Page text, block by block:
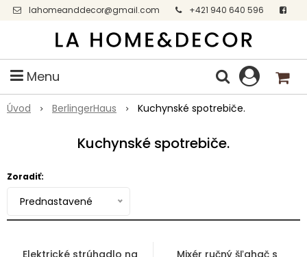
lahomeanddecor@gmail.com
+421 940 640 596
Facebook
Menu
Úvod BerlingerHaus Kuchynské spotrebiče.
Kuchynské spotrebiče.
Zoradiť:
Prednastavené
Elektrické strúhadlo na
Mixér ručný šľahač s